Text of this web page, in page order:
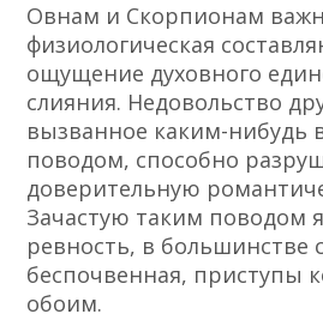
Овнам и Скорпионам
физиологическая
ощущение духовного
слияния. Недовольство
вызванное каким-нибудь
поводом, способно
доверительную
Зачастую таким поводом
ревность, в большинстве
беспочвенная, приступы
обоим.